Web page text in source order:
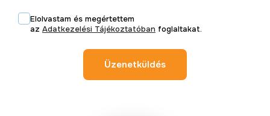
Elolvastam és megértettem
az Adatkezelési Tájékoztatóban foglaltakat.
Üzenetküldés